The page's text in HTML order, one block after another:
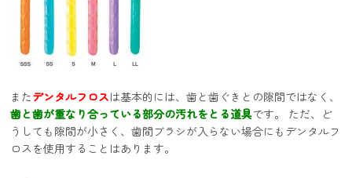
またデンタルフロスは基本的には、歯と歯ぐきとの隙間ではなく、
歯と歯が重なり合っている部分の汚れをとる道具です。 ただ、ど
うしても隙間が小さく、歯間ブラシが入らない場合にもデンタルフ
ロスを使用することはあります。